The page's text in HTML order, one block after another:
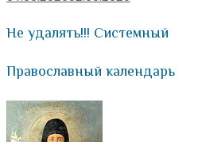
Не удалять!!! Системный
Православный календарь